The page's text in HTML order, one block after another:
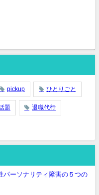
pickup ひとりごと
題 退職代行
パーソナリティ障害の５つの